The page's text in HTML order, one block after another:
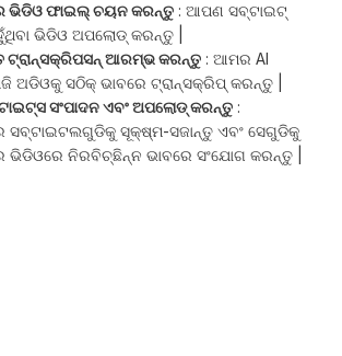
ଫାଇଲ୍ ଚୟନ କରନ୍ତୁ : ଆପଣ ସବ୍ଟାଇଟ୍
ଭିଡିଓ ଅପଲୋଡ୍ କରନ୍ତୁ |
ଟ୍ରାନ୍ସକ୍ରିପସନ୍ ଆରମ୍ଭ କରନ୍ତୁ : ଆମର AI
ଅଡିଓକୁ ସଠିକ୍ ଭାବରେ ଟ୍ରାନ୍ସକ୍ରିପ୍ କରନ୍ତୁ |
ସଂପାଦନ ଏବଂ ଅପଲୋଡ୍ କରନ୍ତୁ :
ସୂକ୍ଷ୍ମ-ସଜାନ୍ତୁ ଏବଂ ସେଗୁଡିକୁ
ନିରବିଚ୍ଛିନ୍ନ ଭାବରେ ସଂଯୋଗ କରନ୍ତୁ |